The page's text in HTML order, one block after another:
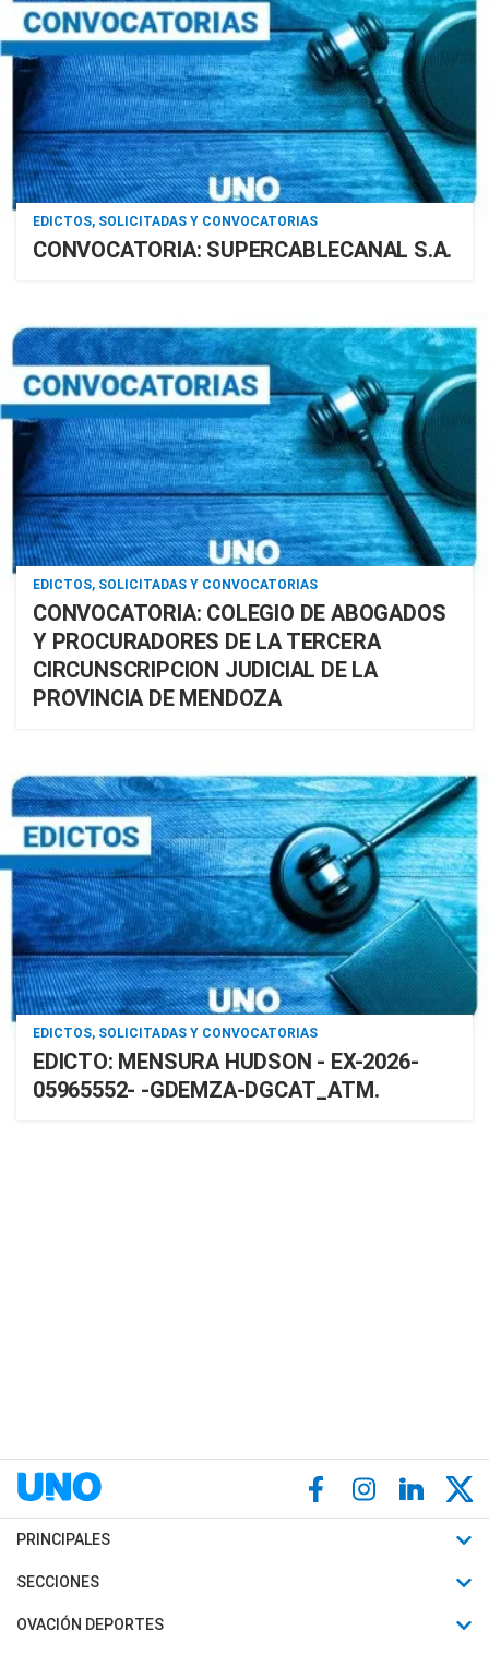
EDICTOS, SOLICITADAS Y CONVOCATORIAS
CONVOCATORIA: SUPERCABLECANAL S.A.
EDICTOS, SOLICITADAS Y CONVOCATORIAS
CONVOCATORIA: COLEGIO DE ABOGADOS
Y PROCURADORES DE LA TERCERA
CIRCUNSCRIPCION JUDICIAL DE LA
PROVINCIA DE MENDOZA
EDICTOS, SOLICITADAS Y CONVOCATORIAS
EDICTO: MENSURA HUDSON - EX-2026-
05965552- -GDEMZA-DGCAT_ATM.
PRINCIPALES
Últimas Noticias
Política
SECCIONES
Horóscopo
OVACIÓN DEPORTES